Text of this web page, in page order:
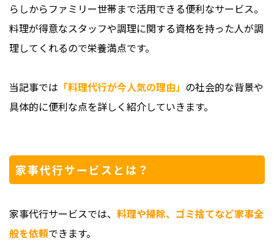
らしからファミリー世帯まで活用できる便利なサービス。
料理が得意なスタッフや調理に関する資格を持った人が調
理してくれるので栄養満点です。
当記事では 「料理代行が今人気の理由」 の社会的な背景や
具体的に便利な点を詳しく紹介していきます。
家事代行サービスとは？
家事代行サービスでは、 料理や掃除、ゴミ捨てなど家事全
般を依頼できます。